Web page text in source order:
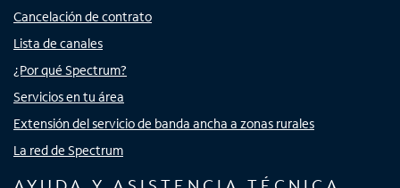
Cancelación de contrato
Lista de canales
¿Por qué Spectrum?
Servicios en tu área
Extensión del servicio de banda ancha a zonas rurales
La red de Spectrum